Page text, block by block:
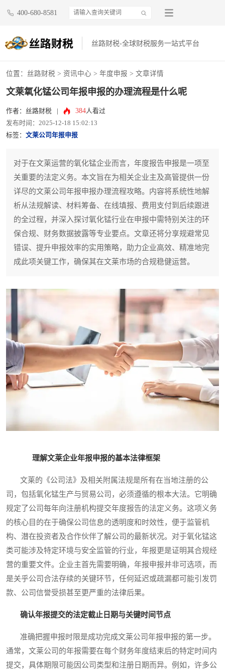
400-680-8581
丝路财税-全球财税服务一站式平台
位置： 丝路财税 > 资讯中心 > 年度申报 > 文章详情
文莱氧化锰公司年报申报的办理流程是什么呢
作者：丝路财税 384人看过
发布时间：2025-12-18 15:02:13
标签： 文莱公司年报申报
对于在文莱运营的氧化锰企业而言，年度报告申报是一项至
关重要的法定义务。本文旨在为相关企业主及高管提供一份
详尽的文莱公司年报申报办理流程攻略。内容将系统性地解
析从法规解读、材料筹备、在线填报、费用支付到后续跟进
的全过程，并深入探讨氧化锰行业在申报中需特别关注的环
保合规、财务数据披露等专业要点。文章还将分享规避常见
错误、提升申报效率的实用策略，助力企业高效、精准地完
成此项关键工作，确保其在文莱市场的合规稳健运营。
理解文莱企业年报申报的基本法律框架
文莱的《公司法》及相关附属法规是所有在当地注册的公
司，包括氧化锰生产与贸易公司，必须遵循的根本大法。它明确
规定了公司每年向注册机构提交年度报告的法定义务。这项义务
的核心目的在于确保公司信息的透明度和时效性，便于监管机
构、潜在投资者及合作伙伴了解公司的最新状况。对于氧化锰这
类可能涉及特定环境与安全监管的行业，年报更是证明其合规经
营的重要文件。企业主首先需要明确，年报申报并非可选项，而
是关乎公司合法存续的关键环节，任何延迟或疏漏都可能引发罚
款、公司信誉受损甚至更严重的法律后果。
确认年报提交的法定截止日期与关键时间节点
准确把握申报时限是成功完成文莱公司年报申报的第一步。
通常，文莱公司的年报需要在每个财务年度结束后的特定时间内
提交，具体期限可能因公司类型和注册日期而异。例如，许多公